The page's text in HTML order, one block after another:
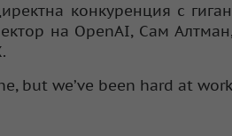
конкуренция с
на OpenAI, Сам
but we’ve been hard at